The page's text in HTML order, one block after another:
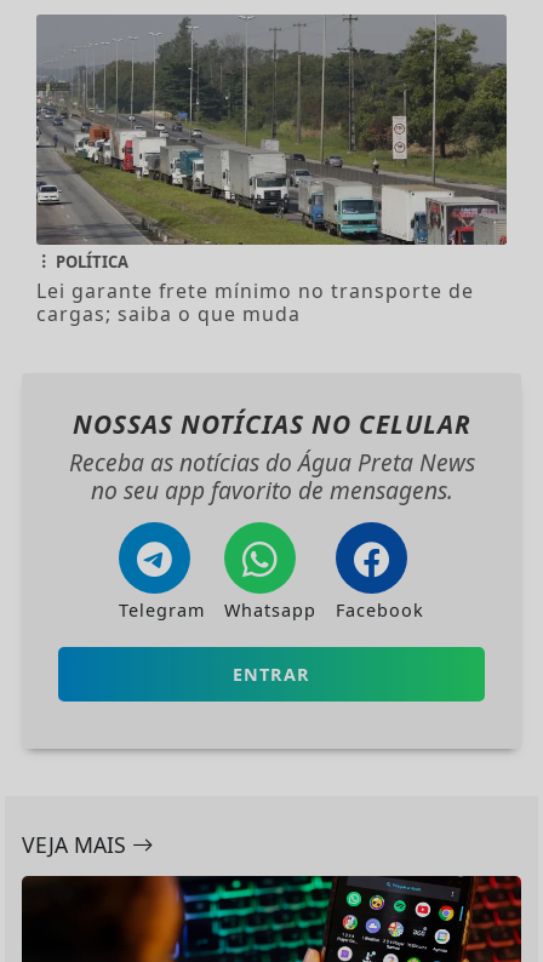
POLÍTICA
Lei garante frete mínimo no transporte de
cargas; saiba o que muda
NOSSAS NOTÍCIAS NO CELULAR
Receba as notícias do Água Preta News
no seu app favorito de mensagens.
Telegram Whatsapp Facebook
ENTRAR
VEJA MAIS